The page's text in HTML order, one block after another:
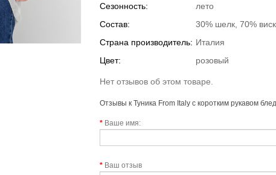
Сезонность:
лето
Состав:
30% шелк, 70%
Страна производитель: Италия
Цвет:
розовый
Нет отзывов об этом товаре.
Отзывы к Туника From Italy с коротким рукавом
Ваше имя:
Ваш отзыв